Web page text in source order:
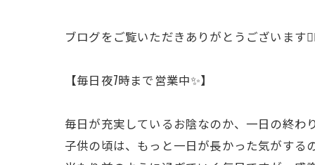
ブログをご覧いただきありがとうございま
【毎日夜7時まで営業中✨】
毎日が充実しているお陰なのか、一日の終
子供の頃は、もっと一日が長かった気がする